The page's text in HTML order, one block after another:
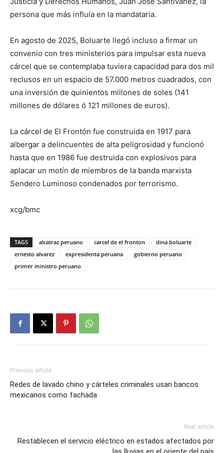
persona que más influía en la mandataria.
En agosto de 2025, Boluarte llegó incluso a firmar un
convenio con tres ministerios para impulsar esta nueva
cárcel que se contemplaba tuviera capacidad para dos mil
reclusos en un espacio de 57.000 metros cuadrados, con
una inversión de quinientos millones de soles (141
millones de dólares ó 121 millones de euros).
La cárcel de El Frontón fue construida en 1917 para
albergar a delincuentes de alta peligrosidad y funcionó
hasta que en 1986 fue destruida con explosivos para
aplacar un motín de miembros de la banda marxista
Sendero Luminoso condenados por terrorismo.
xcg/bmc
TAGS alcatraz peruano carcel de el fronton
dina boluarte
ernesto alvarez
expresidenta peruana
gobierno peruano
primer ministro peruano
Previous article
Redes de lavado chino y cárteles criminales usan bancos
mexicanos como fachada
Next article
Restablecen el servicio eléctrico en estados afectados por